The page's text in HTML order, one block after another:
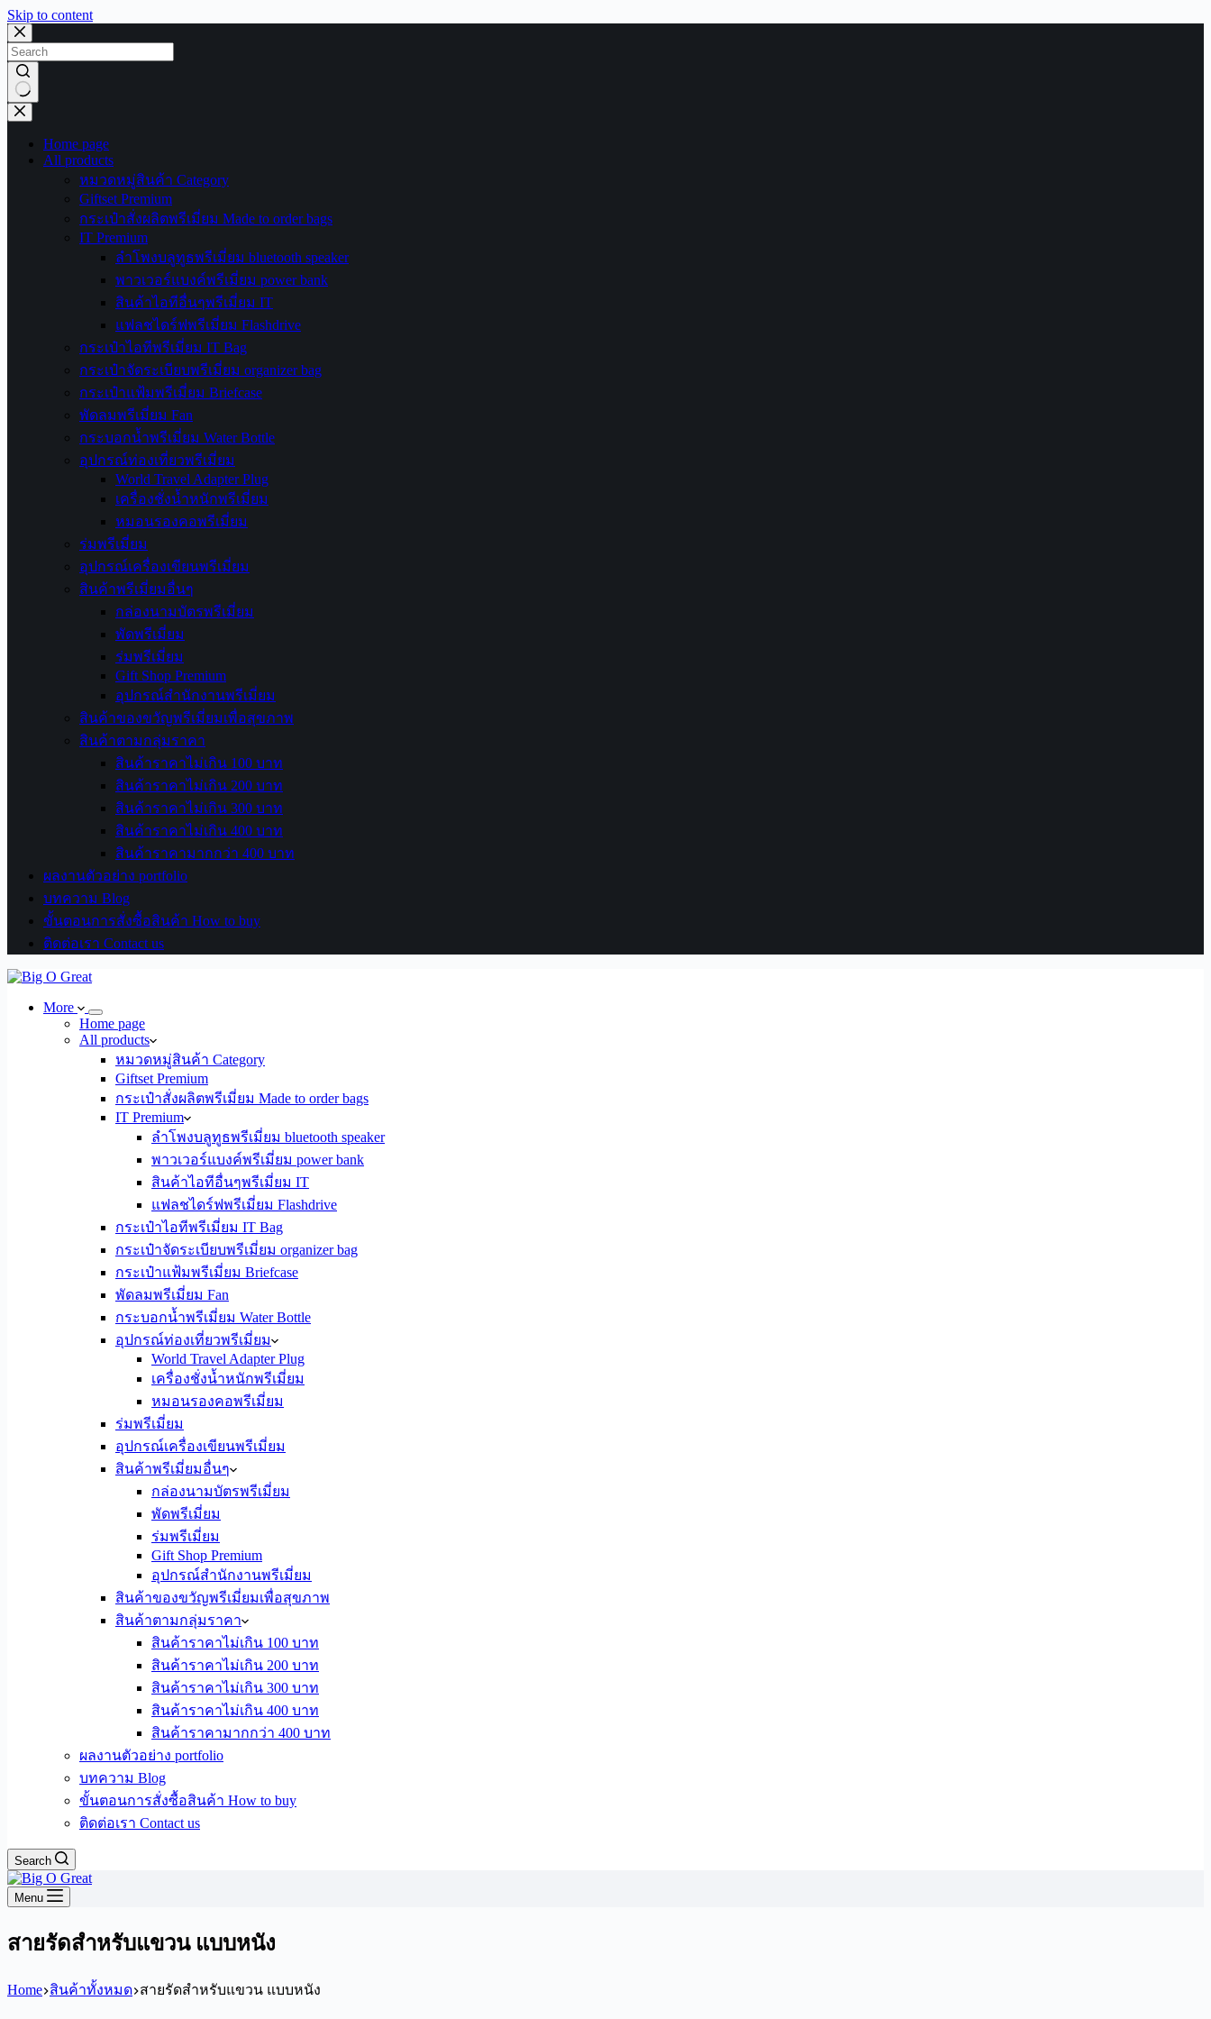
Skip to content
No
results
Home page
All products
หมวดหมู่สินค้า Category
Giftset Premium
กระเป๋าสั่งผลิตพรีเมี่ยม Made to order bags
IT Premium
ลำโพงบลูทูธพรีเมี่ยม bluetooth speaker
พาวเวอร์แบงค์พรีเมี่ยม power bank
สินค้าไอทีอื่นๆพรีเมี่ยม IT
แฟลชไดร์ฟพรีเมี่ยม Flashdrive
กระเป๋าไอทีพรีเมี่ยม IT Bag
กระเป๋าจัดระเบียบพรีเมี่ยม organizer bag
กระเป๋าแฟ้มพรีเมี่ยม Briefcase
พัดลมพรีเมี่ยม Fan
กระบอกน้ำพรีเมี่ยม Water Bottle
อุปกรณ์ท่องเที่ยวพรีเมี่ยม
World Travel Adapter Plug
เครื่องชั่งน้ำหนักพรีเมี่ยม
หมอนรองคอพรีเมี่ยม
ร่มพรีเมี่ยม
อุปกรณ์เครื่องเขียนพรีเมี่ยม
สินค้าพรีเมี่ยมอื่นๆ
กล่องนามบัตรพรีเมี่ยม
พัดพรีเมี่ยม
ร่มพรีเมี่ยม
Gift Shop Premium
อุปกรณ์สำนักงานพรีเมี่ยม
สินค้าของขวัญพรีเมี่ยมเพื่อสุขภาพ
สินค้าตามกลุ่มราคา
สินค้าราคาไม่เกิน 100 บาท
สินค้าราคาไม่เกิน 200 บาท
สินค้าราคาไม่เกิน 300 บาท
สินค้าราคาไม่เกิน 400 บาท
สินค้าราคามากกว่า 400 บาท
ผลงานตัวอย่าง portfolio
บทความ Blog
ขั้นตอนการสั่งซื้อสินค้า How to buy
ติดต่อเรา Contact us
More
Home page
All products
หมวดหมู่สินค้า Category
Giftset Premium
กระเป๋าสั่งผลิตพรีเมี่ยม Made to order bags
IT Premium
ลำโพงบลูทูธพรีเมี่ยม bluetooth speaker
พาวเวอร์แบงค์พรีเมี่ยม power bank
สินค้าไอทีอื่นๆพรีเมี่ยม IT
แฟลชไดร์ฟพรีเมี่ยม Flashdrive
กระเป๋าไอทีพรีเมี่ยม IT Bag
กระเป๋าจัดระเบียบพรีเมี่ยม organizer bag
กระเป๋าแฟ้มพรีเมี่ยม Briefcase
พัดลมพรีเมี่ยม Fan
กระบอกน้ำพรีเมี่ยม Water Bottle
อุปกรณ์ท่องเที่ยวพรีเมี่ยม
World Travel Adapter Plug
เครื่องชั่งน้ำหนักพรีเมี่ยม
หมอนรองคอพรีเมี่ยม
ร่มพรีเมี่ยม
อุปกรณ์เครื่องเขียนพรีเมี่ยม
สินค้าพรีเมี่ยมอื่นๆ
กล่องนามบัตรพรีเมี่ยม
พัดพรีเมี่ยม
ร่มพรีเมี่ยม
Gift Shop Premium
อุปกรณ์สำนักงานพรีเมี่ยม
สินค้าของขวัญพรีเมี่ยมเพื่อสุขภาพ
สินค้าตามกลุ่มราคา
สินค้าราคาไม่เกิน 100 บาท
สินค้าราคาไม่เกิน 200 บาท
สินค้าราคาไม่เกิน 300 บาท
สินค้าราคาไม่เกิน 400 บาท
สินค้าราคามากกว่า 400 บาท
ผลงานตัวอย่าง portfolio
บทความ Blog
ขั้นตอนการสั่งซื้อสินค้า How to buy
ติดต่อเรา Contact us
Search
Menu
สายรัดสำหรับแขวน แบบหนัง
Home สินค้าทั้งหมด สายรัดสำหรับแขวน แบบหนัง